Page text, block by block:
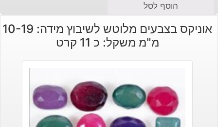
הוסף לסל
אוניקס בצבעים מלוטש לשיבוץ מידה: 10-19
מ"מ משקל: כ 11 קרט